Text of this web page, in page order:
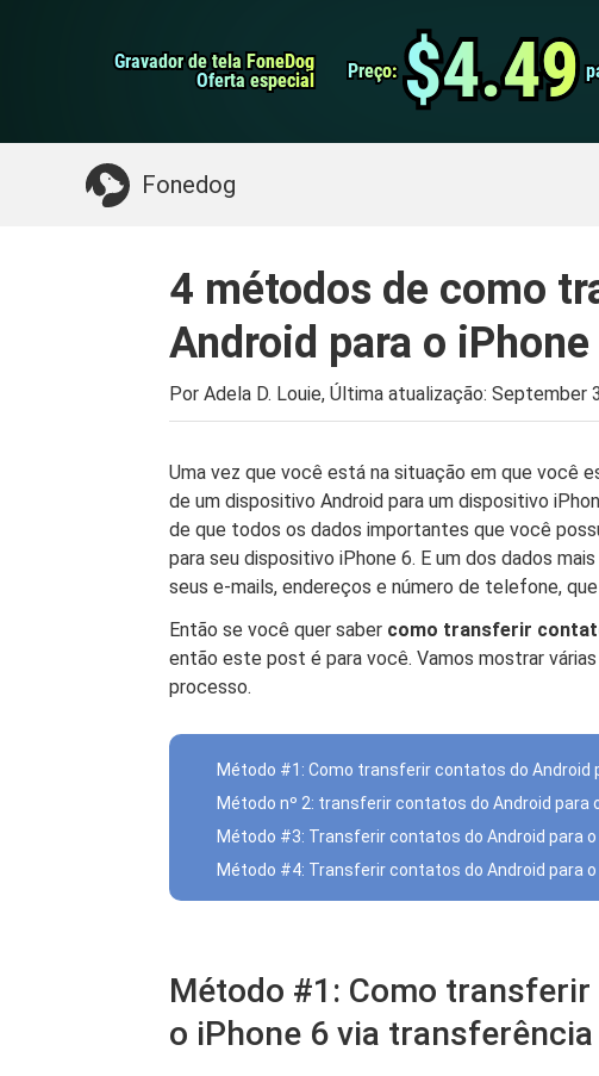
Gravador de tela FoneDog
Gravador de tela FoneDog
Oferta especial
Oferta especial Preço:
Preço: $4.49
$4.49
Fonedog
iPhone Cleaner
Algo que você pode precisar:
4 métodos de como
Android para o iPhone
Por Adela D. Louie, Última atualização: September
Uma vez que você está na situação em que
de um dispositivo Android para um dispositivo
de que todos os dados importantes que você
para seu dispositivo iPhone 6. E um dos dados
seus e-mails, endereços e número de telefone,
Então se você quer saber como transferir
então este post é para você. Vamos mostrar
processo.
Método #1: Como transferir contatos do Android
Método nº 2: transferir contatos do Android para
Método #3: Transferir contatos do Android para
Método #4: Transferir contatos do Android para o
Método #1: Como
o iPhone 6 via